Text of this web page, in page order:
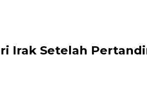
Irak Setelah